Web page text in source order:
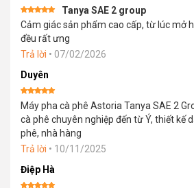
Được xếp
hạng 5 5
sao
Tanya SAE 2 group
Cảm giác sản phẩm cao cấp, từ lúc mở
đều rất ưng
Trả lời • 07/02/2026
Duyên
Được xếp
hạng 55
sao
Máy pha cà phê Astoria Tanya SAE 2
cà phê chuyên nghiệp đến từ Ý, thiết kế
phê, nhà hàng
Trả lời • 10/11/2025
Điệp Hà